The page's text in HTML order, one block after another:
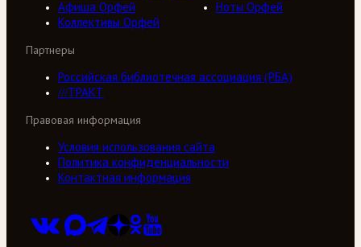
Афиша Орфей
Ноты Орфей
Коллективы Орфей
Партнеры
Российская библиотечная ассоциация (РБА)
///ТРАКТ
Правовая информация
Условия использования сайта
Политика конфиденциальности
Контактная информация